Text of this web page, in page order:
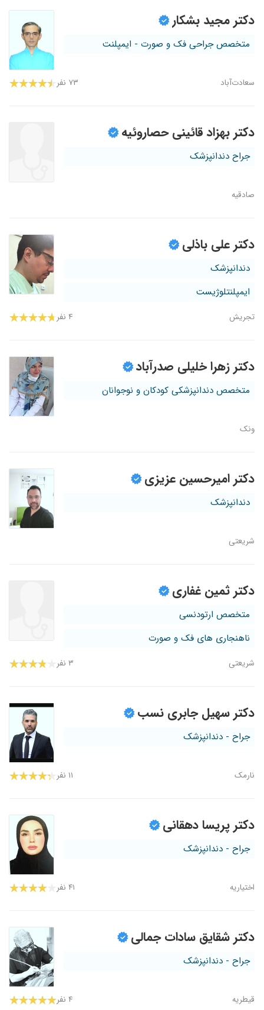
دکتر مجید بشکار
متخصص جراحی فک و صورت - ایمپلنت
سعادت‌آباد ۷۳ نفر
دکتر بهزاد قائینی حصاروئیه
جراح دندانپزشک
صادقیه
دکتر علی باذلی
دندانپزشک
ایمپلنتلوژیست
تجریش ۴ نفر
دکتر زهرا خلیلی صدرآباد
متخصص دندانپزشکی کودکان و نوجوانان
ونک
دکتر امیرحسین عزیزی
دندانپزشک
شریعتی
دکتر ثمین غفاری
متخصص ارتودنسی
ناهنجاری های فک و صورت
شریعتی ۳ نفر
دکتر سهیل جابری نسب
جراح - دندانپزشک
نارمک ۱۱ نفر
دکتر پریسا دهقانی
جراح - دندانپزشک
اختیاریه ۴۱ نفر
دکتر شقایق سادات جمالی
جراح - دندانپزشک
قیطریه ۴ نفر